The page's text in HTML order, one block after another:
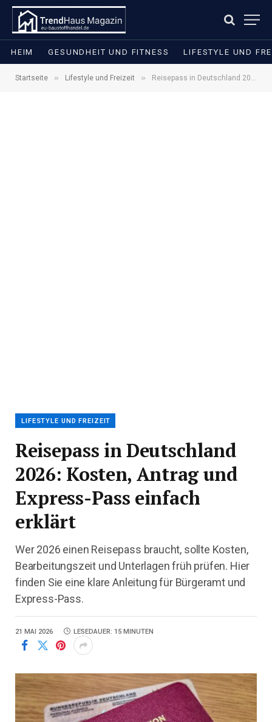
HEIM GESUNDHEIT UND FITNESS LIFESTYLE UND
Startseite » Lifestyle und Freizeit » Reisepass in Deutschland 2026: Kosten, Antrag und Express-Pass einfach erklärt
LIFESTYLE UND FREIZEIT
Reisepass in Deutschland
2026: Kosten, Antrag und
Express-Pass einfach
erklärt
Wer 2026 einen Reisepass braucht, sollte Kosten,
Bearbeitungszeit und Unterlagen früh prüfen. Hier
finden Sie eine klare Anleitung für Bürgeramt und
Express-Pass.
21 MAI 2026 LESEDAUER: 15 MINUTEN